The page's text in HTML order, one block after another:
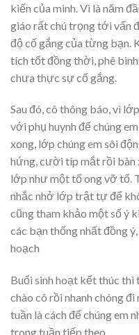
kiến của mình. Vì là năm
giáo rất chú trọng tới vấn
độ cố gắng của từng bạn.
tích tốt đồng thời, phê
chưa thực sự cố gắng.
Sau đó, cô thông báo, vì
với phụ huynh để chúng
xong, lớp chúng em sôi
hứng, cười típ mắt rồi bàn
lớp như một tổ ong vỡ tổ.
nhắc nhở lớp trật tự để
cũng tham khảo một số ý
các bạn thống nhất đồng
hoạch
Buổi sinh hoạt kết thúc thì
chào cô rồi nhanh chóng
tuần là cách để chúng em
trong tuần tiếp theo.